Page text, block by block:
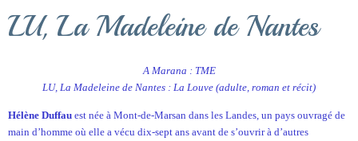
LU, La Madeleine de Nantes
A Marana : TME
LU, La Madeleine de Nantes : La Louve (adulte, roman et récit)
Hélène Duffau est née à Mont-de-Marsan dans les Landes, un pays ouvragé de
main d’homme où elle a vécu dix-sept ans avant de s’ouvrir à d’autres